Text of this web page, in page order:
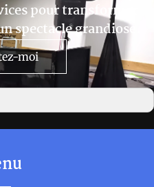
pour transformer
spectacle grandiose.
moi
Sur Yon